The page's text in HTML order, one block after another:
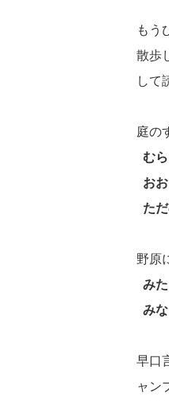
もう
散歩
して
庭の
む
お
た
野原
み
み
早口
ャン